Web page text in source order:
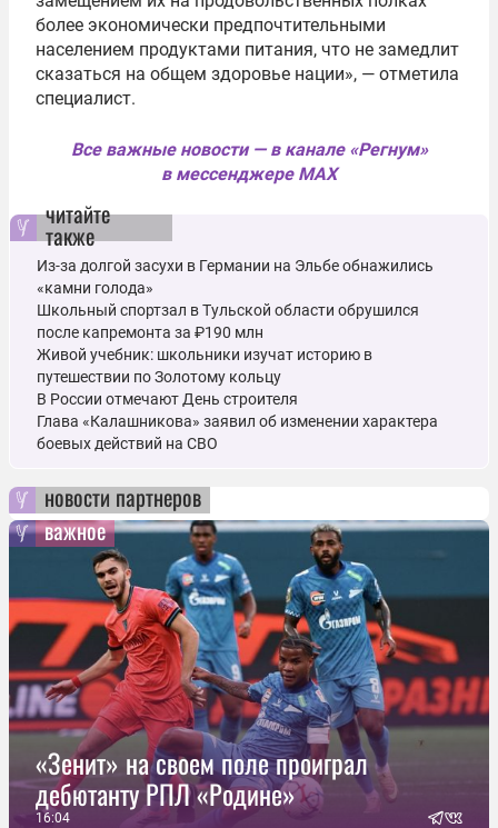
более экономически предпочтительными
населением продуктами питания, что не замедлит
сказаться на общем здоровье нации», — отметила
специалист.
Все важные новости — в канале «Регнум»
в мессенджере MAX
читайте
также
Из-за долгой засухи в Германии на Эльбе обнажились
«камни голода»
Школьный спортзал в Тульской области обрушился
после капремонта за ₽190 млн
Живой учебник: школьники изучат историю в
путешествии по Золотому кольцу
В России отмечают День строителя
Глава «Калашникова» заявил об изменении характера
боевых действий на СВО
новости партнеров
важное
«Зенит» на своем поле проиграл
дебютанту РПЛ «Родине»
16:04